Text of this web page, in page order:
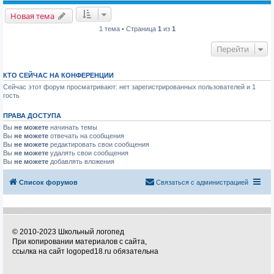
Новая тема
1 тема • Страница 1 из 1
Перейти
КТО СЕЙЧАС НА КОНФЕРЕНЦИИ
Сейчас этот форум просматривают: нет зарегистрированных пользователей и 1
гость
ПРАВА ДОСТУПА
Вы не можете начинать темы
Вы не можете отвечать на сообщения
Вы не можете редактировать свои сообщения
Вы не можете удалять свои сообщения
Вы не можете добавлять вложения
Список форумов Связаться с администрацией
© 2010-2023 Школьный логопед
При копировании материалов с сайта,
ссылка на сайт logoped18.ru обязательна